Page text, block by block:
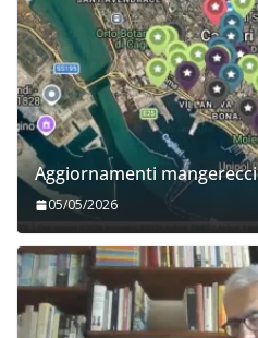
Aggiornamenti mangerecci
05/05/2026